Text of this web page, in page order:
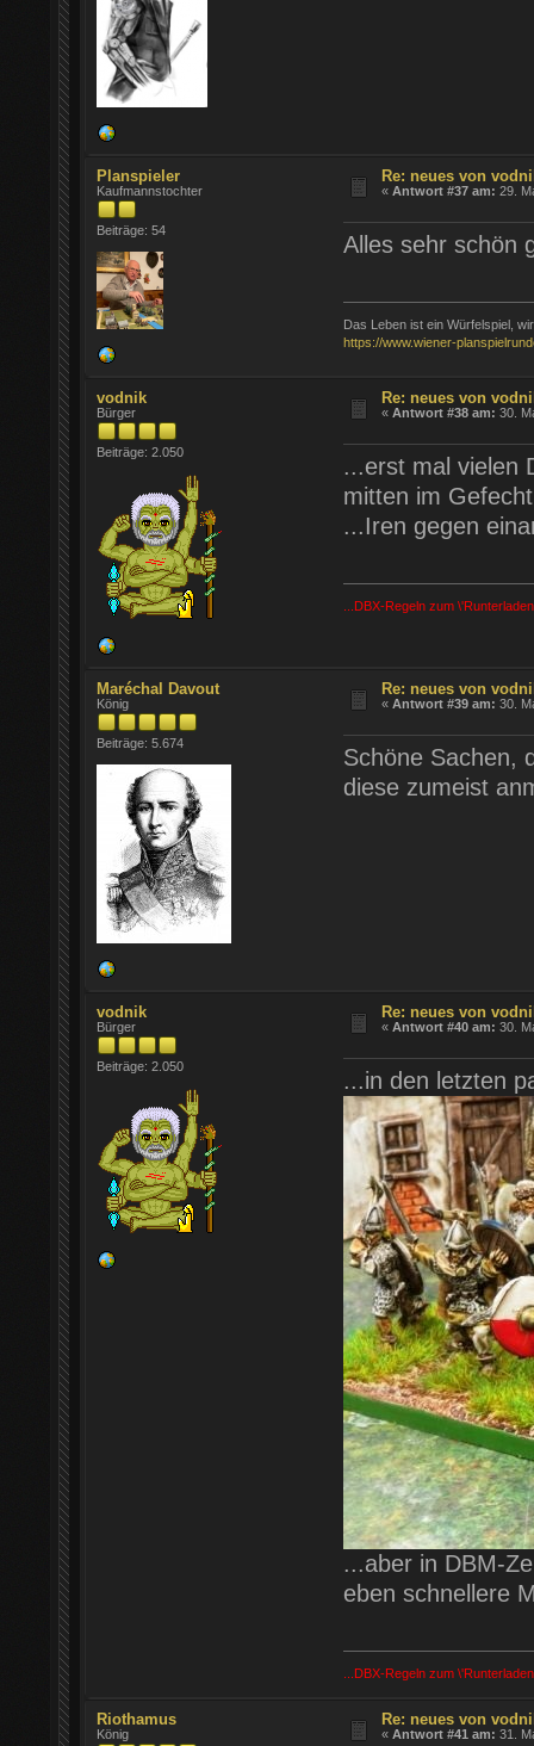
Planspieler
Kaufmannstochter
Beiträge: 54
Re: neues von
«Antwort #37 am: 29.
Alles sehr schön
Das Leben ist ein Würfelspiel,
https://www.wiener-
vodnik
Bürger
Beiträge: 2.050
Re: neues von
«Antwort #38 am: 30.
...erst mal vielen
mitten im
...Iren gegen
...DBX-Regeln zum
Maréchal Davout
König
Beiträge: 5.674
Re: neues von
«Antwort #39 am: 30.
Schöne Sachen,
diese zumeist
vodnik
Bürger
Beiträge: 2.050
Re: neues von
«Antwort #40 am: 30.
...in den letzten
...aber in DBM-
eben schnellere
...DBX-Regeln zum
Riothamus
König
Re: neues von
«Antwort #41 am: 31.